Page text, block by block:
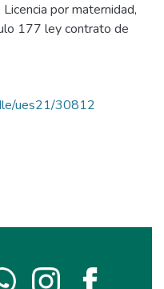
Licencia por maternidad,
177 ley contrato de
ues21/30812